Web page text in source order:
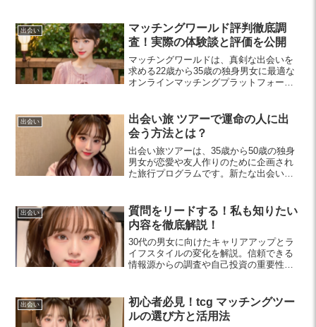
出会い
マッチングワールド評判徹底調
査！実際の体験談と評価を公開
マッチングワールドは、真剣な出会いを
求める22歳から35歳の独身男女に最適な
オンラインマッチングプラットフォーム
ます。
出会い
出会い旅 ツアーで運命の人に出
会う方法とは？
出会い旅ツアーは、35歳から50歳の独身
男女が恋愛や友人作りのために企画され
た旅行プログラムです。新たな出会いを
出会えるチャンスが広がります。
出会い
質問をリードする！私も知りたい
内容を徹底解説！
30代の男女に向けたキャリアアップとラ
イフスタイルの変化を解説。信頼できる
情報源からの調査や自己投資の重要性、
見つけましょう！
出会い
初心者必見！tcg マッチングツー
ルの選び方と活用法